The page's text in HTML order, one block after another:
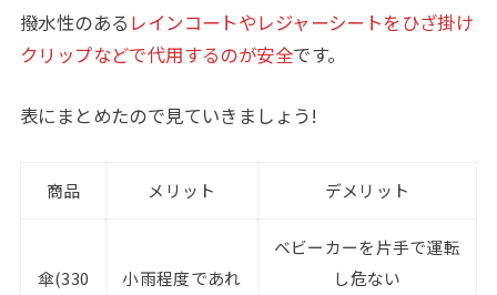
撥水性のある レインコートやレジャーシートをひざ掛け
クリップなどで代用するのが安全です。
表にまとめたので見ていきましょう!
商品 メリット デメリット
傘(330
小雨程度であれ
ベビーカーを片手で運転
し危ない